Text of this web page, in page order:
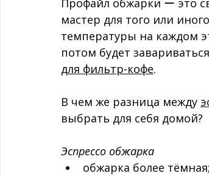
Профайл обжарки ー это
мастер для того или
температуры на каждом
потом будет
для фильтр-кофе.
В чем же разница между
выбрать для себя домой?
Эспрессо обжарка
обжарка более тёмная;